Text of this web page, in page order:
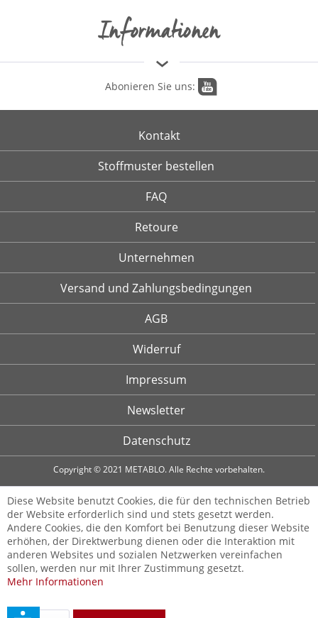
Informationen
Abonieren Sie uns:
Kontakt
Stoffmuster bestellen
FAQ
Retoure
Unternehmen
Versand und Zahlungsbedingungen
AGB
Widerruf
Impressum
Newsletter
Datenschutz
Copyright © 2021 METABLO. Alle Rechte vorbehalten.
Diese Website benutzt Cookies, die für den technischen Betrieb
der Website erforderlich sind und stets gesetzt werden.
Andere Cookies, die den Komfort bei Benutzung dieser Website
erhöhen, der Direktwerbung dienen oder die Interaktion mit
anderen Websites und sozialen Netzwerken vereinfachen
sollen, werden nur mit Ihrer Zustimmung gesetzt.
Mehr Informationen